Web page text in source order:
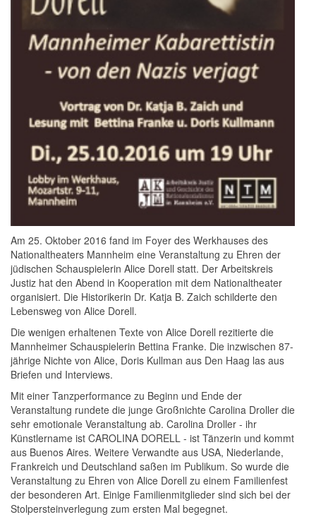
Am 25. Oktober 2016 fand im Foyer des Werkhauses des
Nationaltheaters Mannheim eine Veranstaltung zu Ehren der
jüdischen Schauspielerin Alice Dorell statt. Der Arbeitskreis
Justiz hat den Abend in Kooperation mit dem Nationaltheater
organisiert. Die Historikerin Dr. Katja B. Zaich schilderte den
Lebensweg von Alice Dorell.
Die wenigen erhaltenen Texte von Alice Dorell rezitierte die
Mannheimer Schauspielerin Bettina Franke. Die inzwischen 87-
jährige Nichte von Alice, Doris Kullman aus Den Haag las aus
Briefen und Interviews.
Mit einer Tanzperformance zu Beginn und Ende der
Veranstaltung rundete die junge Großnichte Carolina Droller die
sehr emotionale Veranstaltung ab. Carolina Droller - ihr
Künstlername ist CAROLINA DORELL - ist Tänzerin und kommt
aus Buenos Aires. Weitere Verwandte aus USA, Niederlande,
Frankreich und Deutschland saßen im Publikum. So wurde die
Veranstaltung zu Ehren von Alice Dorell zu einem Familienfest
der besonderen Art. Einige Familienmitglieder sind sich bei der
Stolpersteinverlegung zum ersten Mal begegnet.